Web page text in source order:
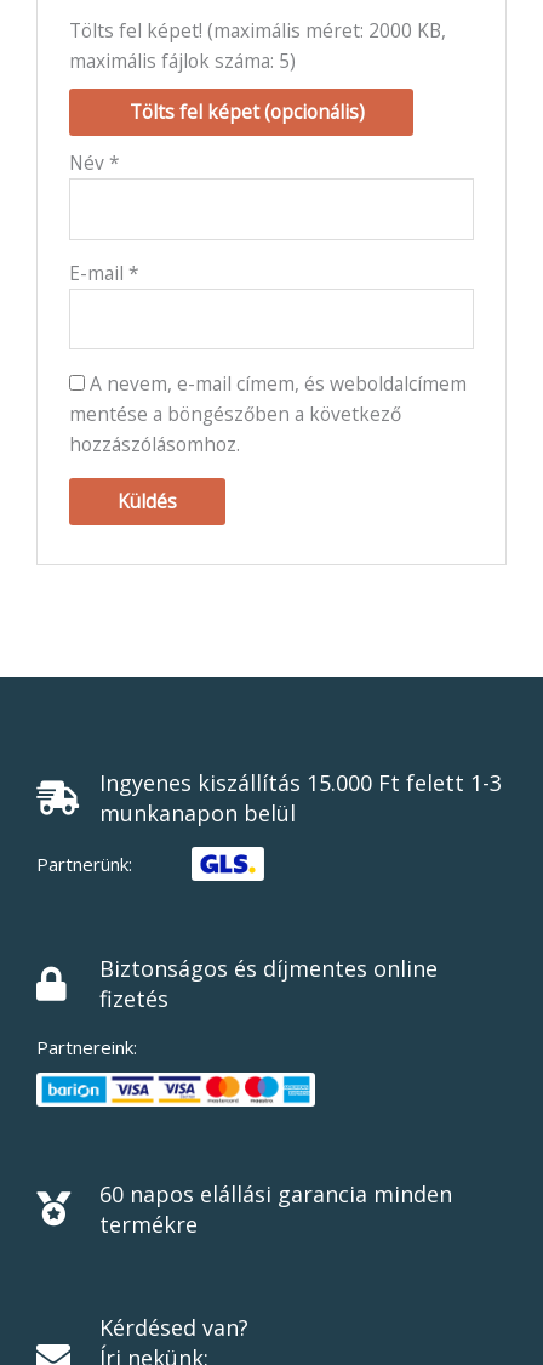
Tölts fel képet! (maximális méret: 2000 KB,
maximális fájlok száma: 5)
Tölts fel képet (opcionális)
Név*
E-mail *
A nevem, e-mail címem, és weboldalcímem
mentése a böngészőben a következő
hozzászólásomhoz.
Ingyenes kiszállítás 15.000 Ft felett 1-3
munkanapon belül
Partnerünk:
Biztonságos és díjmentes online
fizetés
Partnereink:
60 napos elállási garancia minden
termékre
Kérdésed van?
Írj nekünk: